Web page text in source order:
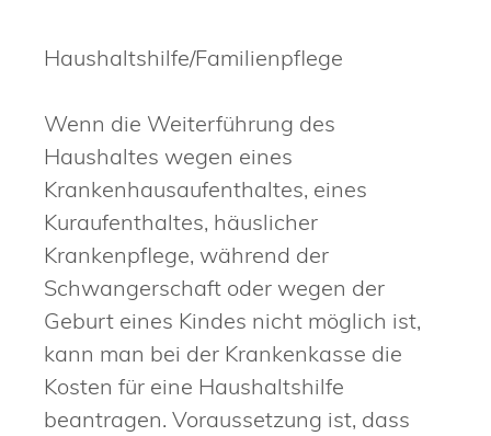
Haushaltshilfe/Familienpflege
Wenn die Weiterführung des
Haushaltes wegen eines
Krankenhausaufenthaltes, eines
Kuraufenthaltes, häuslicher
Krankenpflege, während der
Schwangerschaft oder wegen der
Geburt eines Kindes nicht möglich ist,
kann man bei der Krankenkasse die
Kosten für eine Haushaltshilfe
beantragen. Voraussetzung ist, dass